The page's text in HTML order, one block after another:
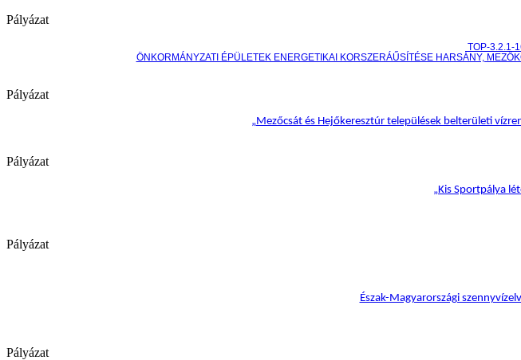
Pályázat
TOP-3.2.1-
ÖNKORMÁNYZATI ÉPÜLETEK ENERGETIKAI KORSZERÁŰSÍTÉSE HARSÁNY,
Pályázat
„Mezőcsát és Hejőkeresztúr települések belterületi
Pályázat
„Kis Sportpálya
Pályázat
Észak-Magyarországi
Pályázat